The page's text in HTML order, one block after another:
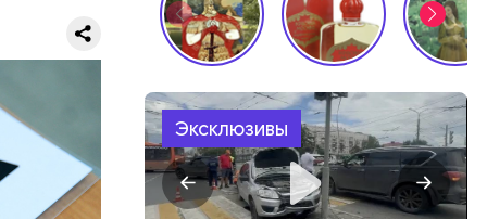
Эксклюзивы